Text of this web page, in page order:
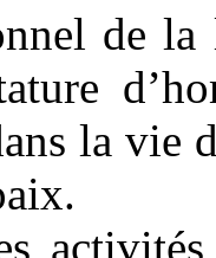
de
la vie